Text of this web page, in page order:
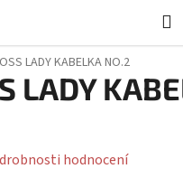
LADY KABELKA NO.2
LADY
hodnocení